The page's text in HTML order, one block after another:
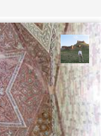
مظفر کشاورزمحمدیان